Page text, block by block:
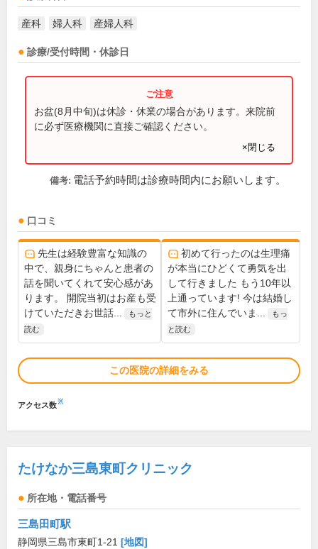
産科 婦人科 産婦人科
診療/受付時間・休診日
お盆(8月中旬)は休診・休業の場合があります。来院前
に必ず医療機関に直接ご確認ください。
×閉じる
備考: 電話予約時間は診療時間内にお願いします。
口コミ
先生は経験豊富な知識の
中で、親身にちゃんと患者の
話を聞いてくれて安心感があ
ります。 開院当初はお産も受
けていただきお世話...
もっと
読む
初めて行ったのは生理痛
が本当にひどくて勇気を出
して行きました もう10年以
上通っています! 今は結婚し
て市外に住んでいま...
もっ
と読む
この医院の詳細をみる
アクセス数※
たけなか三島東町クリニック
所在地・電話番号
三島田町駅
静岡県三島市東町1-21 [地図]